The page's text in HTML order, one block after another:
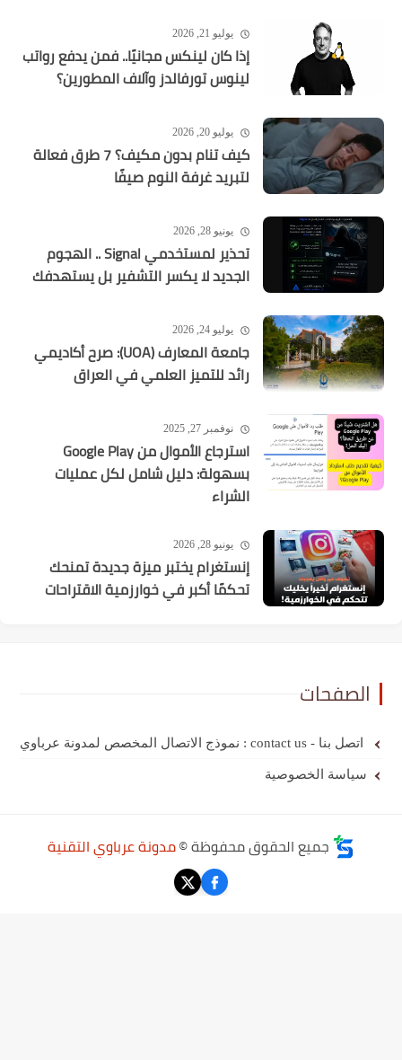
يوليو 21, 2026
إذا كان لينكس مجانيًا.. فمن يدفع رواتب
لينوس تورفالدز وآلاف المطورين؟
يوليو 20, 2026
كيف تنام بدون مكيف؟ 7 طرق فعالة
لتبريد غرفة النوم صيفًا
يونيو 28, 2026
تحذير لمستخدمي Signal .. الهجوم
الجديد لا يكسر التشفير بل يستهدفك
يوليو 24, 2026
جامعة المعارف (UOA): صرح أكاديمي
رائد للتميز العلمي في العراق
نوفمبر 27, 2025
استرجاع الأموال من Google Play
بسهولة: دليل شامل لكل عمليات
الشراء
يونيو 28, 2026
إنستغرام يختبر ميزة جديدة تمنحك
تحكمًا أكبر في خوارزمية الاقتراحات
الصفحات
اتصل بنا - contact us : نموذج الاتصال المخصص لمدونة عرباوي
سياسة الخصوصية
جميع الحقوق محفوظة ©مدونة عرباوي التقنية